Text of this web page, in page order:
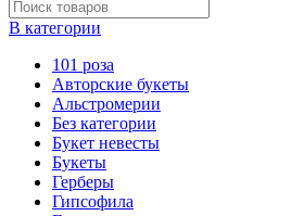
В категории
101 роза
Авторские букеты
Альстромерии
Без категории
Букет невесты
Букеты
Герберы
Гипсофила